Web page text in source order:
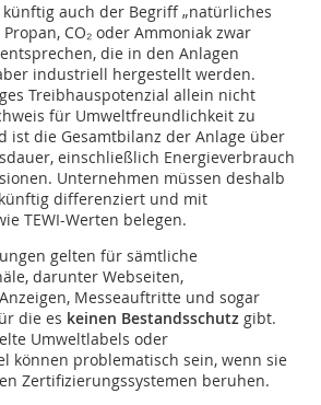
auch der Begriff „natürliches
CO₂ oder Ammoniak zwar
die in den Anlagen
industriell hergestellt werden.
Treibhauspotenzial allein nicht
für Umweltfreundlichkeit zu
ist die Gesamtbilanz der Anlage über
einschließlich Energieverbrauch
Unternehmen müssen deshalb
differenziert und mit
TEWI-Werten belegen.
gelten für sämtliche
darunter Webseiten,
Messe­auftritte und sogar
die es keinen Bestandsschutz gibt.
Umweltlabels oder
können problematisch sein, wenn sie
Zertifizierungssystemen beruhen.